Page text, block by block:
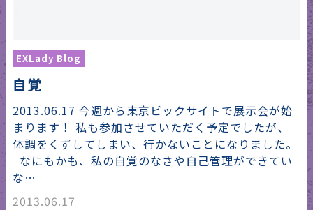
EXLady Blog
自覚
2013.06.17 今週から東京ビックサイトで展示会が始
まります！ 私も参加させていただく予定でしたが、
体調をくずしてしまい、行かないことになりました。
なにもかも、私の自覚のなさや自己管理ができてい
な…
2013.06.17